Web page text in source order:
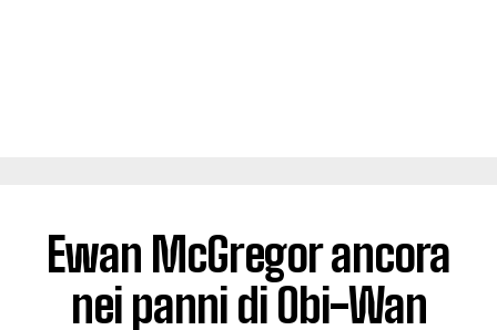
Ewan McGregor ancora
nei panni di Obi-Wan